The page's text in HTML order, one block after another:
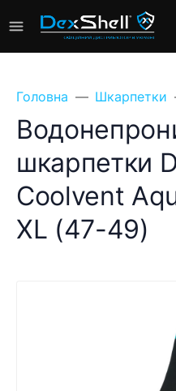
Головна Шкарпетки
шкарпетки
Coolvent
XL (47-49)